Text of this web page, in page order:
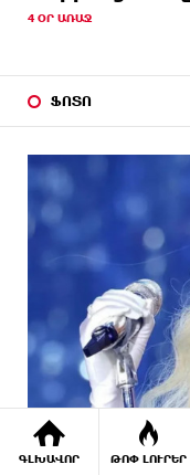
ԳԼԽԱՎՈՐ ԹՈՓ ԼՈՒՐԵՐ
4 ՕՐ ԱՌԱՋ
ՖՈՏՈ